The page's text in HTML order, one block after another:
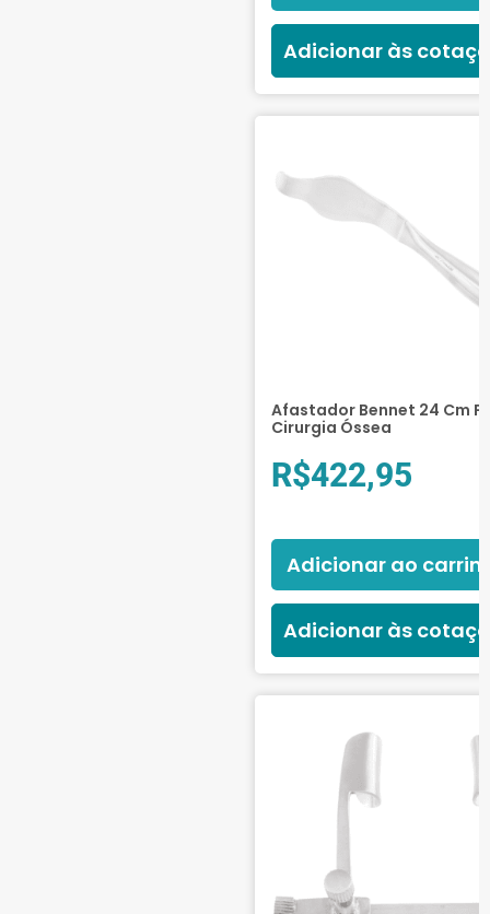
Adicionar às
Afastador Bennet 24 Cm P/
Cirurgia Óssea
R$422,95
Adicionar ao
Adicionar às